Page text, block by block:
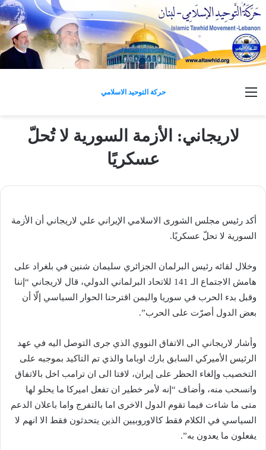
حركة التوحيد الاسلامي القائمة
لاريجاني: الأزمة السورية لا تُحلّ
عسكريًا
أكد رئيس مجلس الشورى الاسلامي الإيراني علي لاريجاني أن الأزمة
السورية لا تحلّ عسكريًا.
وخلال لقائه رئيس البرلمان الجزائري سليمان شنين في بلغراد على
هامش الاجتماع الـ 141 للاتحاد البرلماني الدولي، قال لاريجاني “إننا
وقبل بدء الحرب في سوريا واليمن اقترحنا الحوار السياسي إلّا أن
بعض الدول أصرّت على الحرب”.
وأشار لاريجاني الى الاتفاق النووي الذي جرى التوصل اليه في عهد
الرئيس الأميركي السابق بارك اوباما والذي تم التاكيد بموجبه على
التخصيب وإلغاء الحظر على إيران، لافتا الى ان ترامب اخل بالاتفاق
وانسحب منه، وأضاف “إنه لأمر خطير ان تفعل اميركا ما يحلو لها
متى ما شاءت فيما تقوم الدول الاخرى اما بالتفرج واما باعلان الدعم
السياسي في الكلام فقط كالاوروبيين الذين يتحدثون فقط الا انهم لا
يفعلون ما يعدون به”.